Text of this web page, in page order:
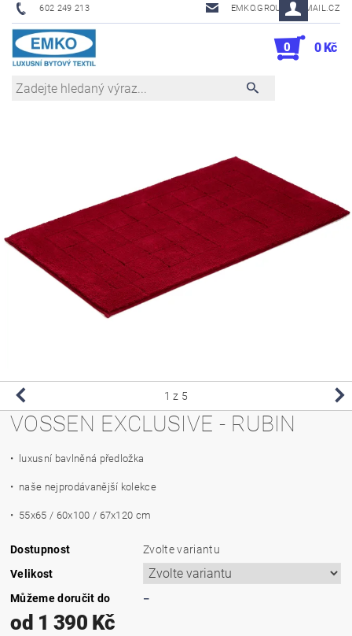
602 249 213 EMKO.GROUSL@EMAIL.CZ
0 0 Kč
1 z 5
VOSSEN EXCLUSIVE - RUBIN
• luxusní bavlněná předložka
• naše nejprodávanější kolekce
• 55x65 / 60x100 / 67x120 cm
Dostupnost
Zvolte variantu
Velikost
Můžeme doručit do
–
od 1 390 Kč